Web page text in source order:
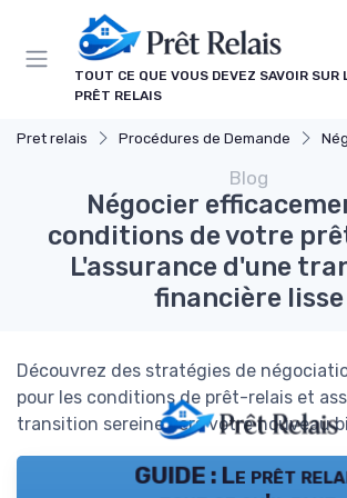
TOUT CE QUE VOUS DEVEZ SAVOIR SUR
PRÊT RELAIS
Pret relais Procédures de Demande
Blog
Négocier
conditions de votre
L'assurance d'une
financière lisse
Découvrez des stratégies de
pour les conditions de prêt-relais et
transition sereine vers votre nouveau
GUIDE : Le prêt
Panneau de gestion des cookies